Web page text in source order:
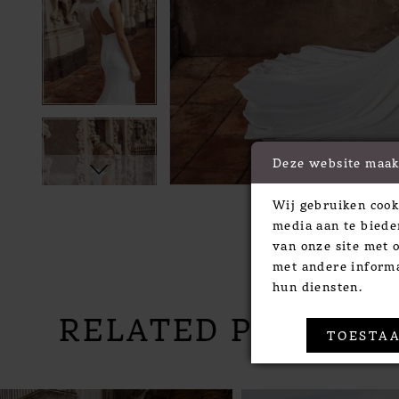
RELATED
AUTOPLAY
SLIDE
SLIDE
Deze website
Wij gebruiken
media aan te
van onze site met
met andere
hun diensten.